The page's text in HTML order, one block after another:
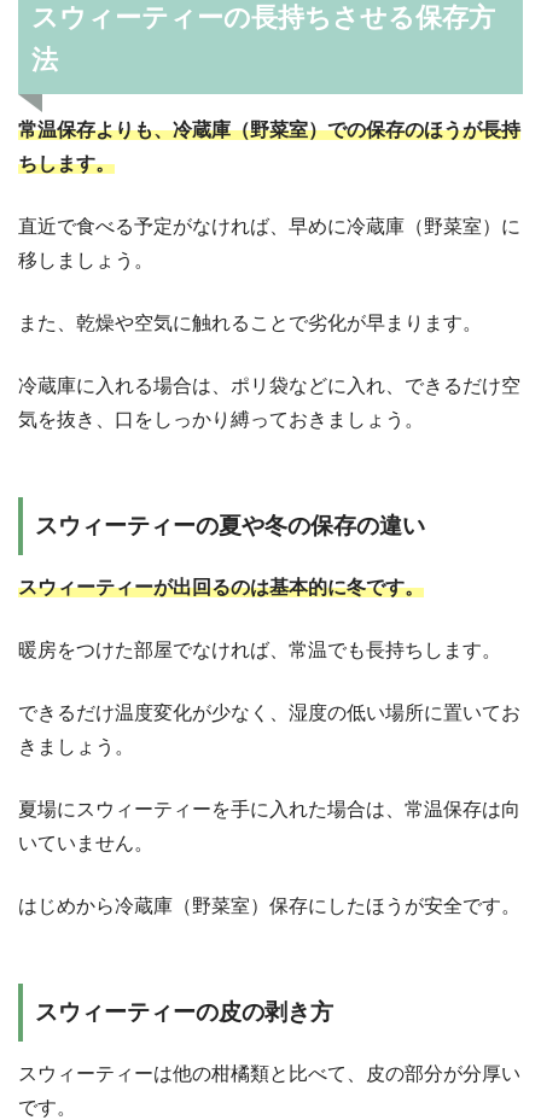
スウィーティーの長持ちさせる保存方
法
常温保存よりも、冷蔵庫（野菜室）での保存のほうが長持
ちします。
直近で食べる予定がなければ、早めに冷蔵庫（野菜室）に
移しましょう。
また、乾燥や空気に触れることで劣化が早まります。
冷蔵庫に入れる場合は、ポリ袋などに入れ、できるだけ空
気を抜き、口をしっかり縛っておきましょう。
スウィーティーの夏や冬の保存の違い
スウィーティーが出回るのは基本的に冬です。
暖房をつけた部屋でなければ、常温でも長持ちします。
できるだけ温度変化が少なく、湿度の低い場所に置いてお
きましょう。
夏場にスウィーティーを手に入れた場合は、常温保存は向
いていません。
はじめから冷蔵庫（野菜室）保存にしたほうが安全です。
スウィーティーの皮の剥き方
スウィーティーは他の柑橘類と比べて、皮の部分が分厚い
です。